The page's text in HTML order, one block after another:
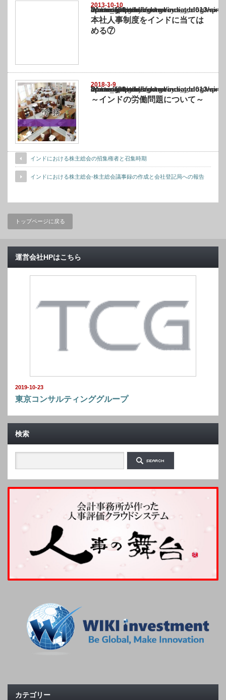
2013-10-10
Warning
: Undefined array key "show_category" in
/home/netst/kuno-cpa.co.jp/public_html/india_blog/wp-content/themes/
on line183
本社人事制度をインドに当ては
める⑦
2018-3-9
Warning
: Undefined array key "show_category" in
/home/netst/kuno-cpa.co.jp/public_html/india_blog/wp-content/themes/
on line183
～インドの労働問題について～
インドにおける株主総会の招集権者と召集時期
インドにおける株主総会-株主総会議事録の作成と会社登記局への報告
トップページに戻る
運営会社HPはこちら
2019-10-23
東京コンサルティンググループ
検索
カテゴリー